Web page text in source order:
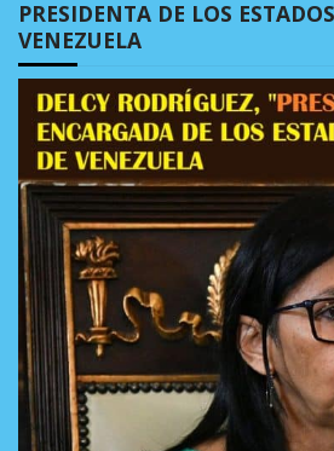
PRESIDENTA DE LOS
VENEZUELA